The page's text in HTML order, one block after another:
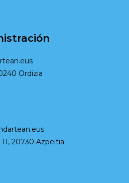
Ordizia
20730 Azpeitia